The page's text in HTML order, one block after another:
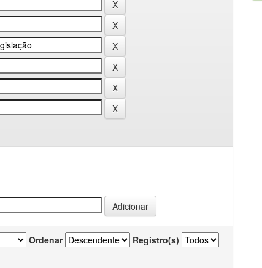
Ordenar Registro(s)